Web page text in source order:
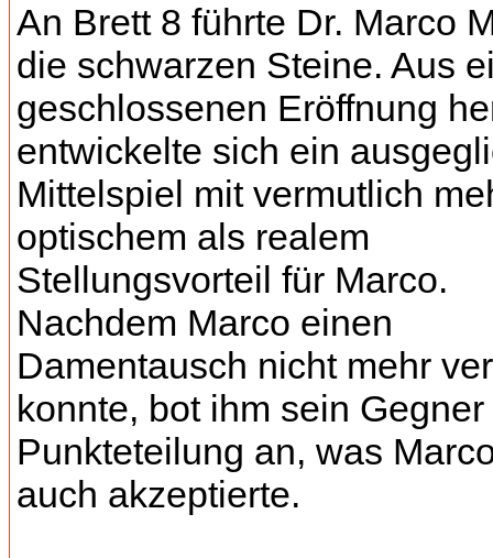
An Brett 8 führte Dr. Marco
die schwarzen Steine. Aus
geschlossenen Eröffnung
entwickelte sich ein
Mittelspiel mit vermutlich
optischem als realem
Stellungsvorteil für Marco.
Nachdem Marco einen
Damentausch nicht mehr
konnte, bot ihm sein
Punkteteilung an, was
auch akzeptierte.